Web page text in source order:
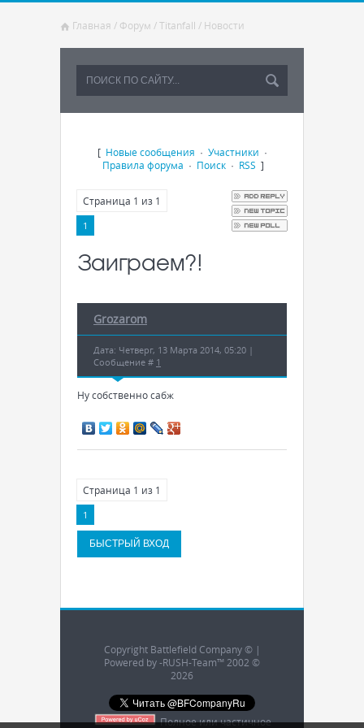
Главная / Форум /Titanfall / Новости
[ Новые сообщения · Участники ·
Правила форума · Поиск · RSS ]
Страница 1 из 1
1
Заиграем?!
Grozarom
Дата: Четверг, 13 Марта 2014, 05:20 |
Сообщение # 1
Ну собственно сабж
Страница 1 из 1
1
Copyright Battlefield Company © |
Powered by -RUSH-Team™ 2002 ©
2026
Полное или частичное